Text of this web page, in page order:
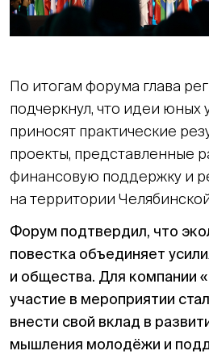
По итогам форума глава
подчеркнул, что идеи юных
приносят практические
проекты, представленные
финансовую поддержку и
на территории
Форум подтвердил, что
повестка объединяет
и общества. Для компании
участие в мероприятии
внести свой вклад в
мышления молодёжи и